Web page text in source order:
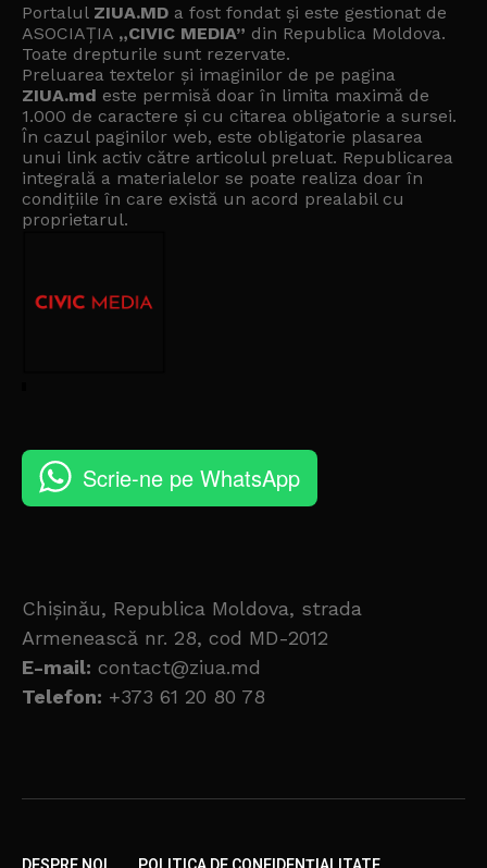
Portalul ZIUA.MD a fost fondat și este gestionat de
ASOCIAȚIA „CIVIC MEDIA” din Republica Moldova.
Toate drepturile sunt rezervate.
Preluarea textelor și imaginilor de pe pagina
ZIUA.md este permisă doar în limita maximă de
1.000 de caractere și cu citarea obligatorie a sursei.
În cazul paginilor web, este obligatorie plasarea
unui link activ către articolul preluat. Republicarea
integrală a materialelor se poate realiza doar în
condițiile în care există un acord prealabil cu
proprietarul.
Scrie-ne pe WhatsApp
Chișinău, Republica Moldova, strada
Armenească nr. 28, cod MD-2012
E-mail: contact@ziua.md
Telefon: +373 61 20 80 78